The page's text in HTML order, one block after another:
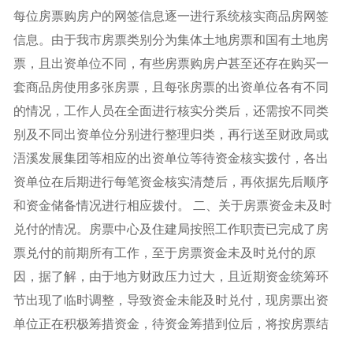
每位房票购房户的网签信息逐一进行系统核实商品房网签
信息。由于我市房票类别分为集体土地房票和国有土地房
票，且出资单位不同，有些房票购房户甚至还存在购买一
套商品房使用多张房票，且每张房票的出资单位各有不同
的情况，工作人员在全面进行核实分类后，还需按不同类
别及不同出资单位分别进行整理归类，再行送至财政局或
浯溪发展集团等相应的出资单位等待资金核实拨付，各出
资单位在后期进行每笔资金核实清楚后，再依据先后顺序
和资金储备情况进行相应拨付。 二、关于房票资金未及时
兑付的情况。房票中心及住建局按照工作职责已完成了房
票兑付的前期所有工作，至于房票资金未及时兑付的原
因，据了解，由于地方财政压力过大，且近期资金统筹环
节出现了临时调整，导致资金未能及时兑付，现房票出资
单位正在积极筹措资金，待资金筹措到位后，将按房票结